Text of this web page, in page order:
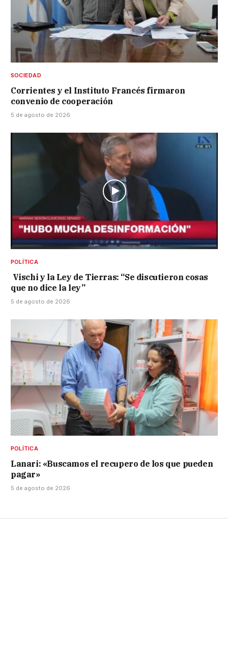
SOCIEDAD
Corrientes y el Instituto Francés firmaron
convenio de cooperación
5 de agosto de 2026
POLÍTICA
Vischi y la Ley de Tierras: “Se discutieron cosas
que no dice la ley”
5 de agosto de 2026
POLÍTICA
Lanari: «Buscamos el recupero de los que pueden
pagar»
5 de agosto de 2026